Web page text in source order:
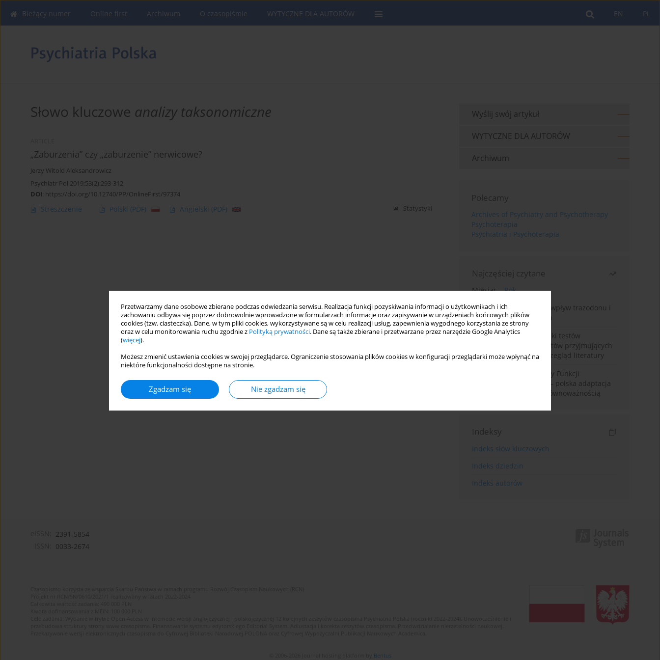
Przetwarzamy dane osobowe zbierane podczas odwiedzania serwisu. Realizacja funkcji pozyskiwania informacji o użytkownikach i ich
zachowaniu odbywa się poprzez dobrowolnie wprowadzone w formularzach informacje oraz zapisywanie w urządzeniach końcowych plików
cookies (tzw. ciasteczka). Dane, w tym pliki cookies, wykorzystywane są w celu realizacji usług, zapewnienia wygodnego korzystania ze strony
oraz w celu monitorowania ruchu zgodnie z Polityką prywatności. Dane są także zbierane i przetwarzane przez narzędzie Google Analytics
(więcej).
Możesz zmienić ustawienia cookies w swojej przeglądarce. Ograniczenie stosowania plików cookies w konfiguracji przeglądarki może wpłynąć na
niektóre funkcjonalności dostępne na stronie.
Zgadzam się Nie zgadzam się
PL
EN
Bieżący numer Online first Archiwum O czasopiśmie WYTYCZNE DLA AUTORÓW
Słowo kluczowe analizy taksonomiczne
„Zaburzenia” czy „zaburzenie” nerwicowe?
Jerzy Witold Aleksandrowicz
Psychiatr Pol 2019;53(2):293-312
DOI: https://doi.org/10.12740/PP/OnlineFirst/97374
Streszczenie Polski (PDF) Angielski (PDF) Statystyki
Wyślij swój artykuł
WYTYCZNE DLA AUTORÓW
Archiwum
Polecamy
Archives of Psychiatry and Psychotherapy
Psychoterapia
Psychiatria i Psychoterapia
Najczęściej czytane
Miesiąc
Rok
Leczenie bezsenności – wpływ trazodonu i
leków nasennych na sen
Fałszywie dodatnie wyniki testów
narkotykowych u pacjentów przyjmujących
leki psychotropowe – przegląd literatury
Montrealska Skala Oceny Funkcji
Poznawczych MoCA 7.2.– polska adaptacja
metody i badania nad równoważnością
Indeksy
Indeks słów kluczowych
Indeks dziedzin
Indeks autorów
2391-5854
0033-2674
Bentus